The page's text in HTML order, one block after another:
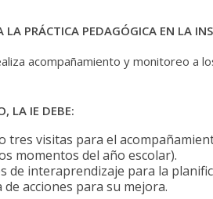
PRÁCTICA PEDAGÓGICA EN LA
acompañamiento y monitoreo a
LA IE DEBE:
tres visitas para el
momentos del año escolar).
de interaprendizaje para la
acciones para su mejora.